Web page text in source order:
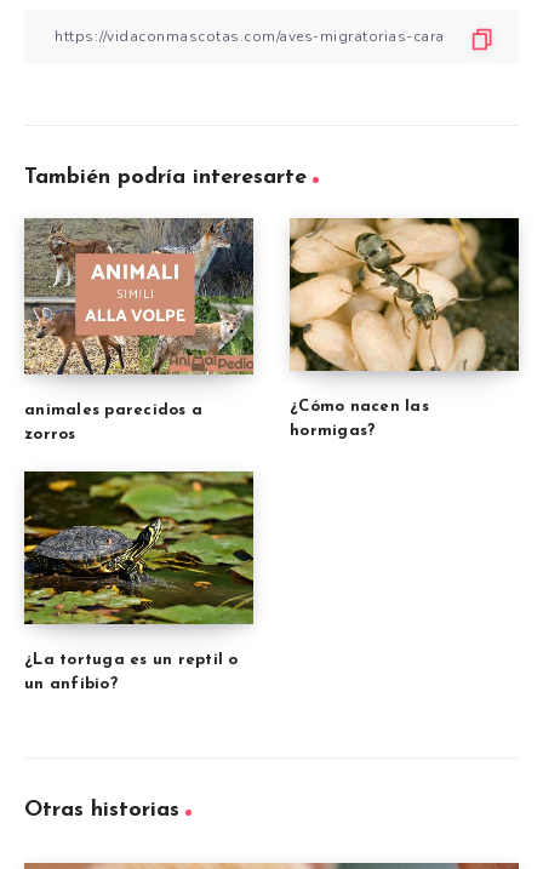
También podría interesarte
animales parecidos a
zorros
¿Cómo nacen las
hormigas?
¿La tortuga es un reptil o
un anfibio?
Otras historias